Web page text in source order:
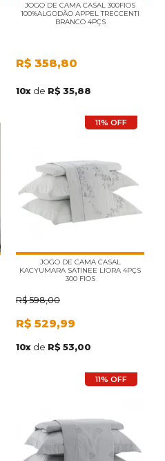
JOGO DE CAMA CASAL 300FIOS
100%ALGODÃO APPEL TRECCENTI
BRANCO 4PÇS
R$ 358,80
10x de R$ 35,88
11% OFF
JOGO DE CAMA CASAL
KACYUMARA SATINEE LIORA 4PÇS
300 FIOS
R$ 598,00
R$ 529,99
10x de R$ 53,00
11% OFF